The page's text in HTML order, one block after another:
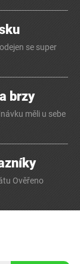
se super
brzy
měli u sebe
Ověřeno